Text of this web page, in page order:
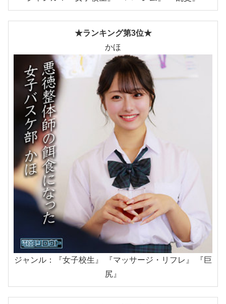
★ランキング第3位★
かほ
ジャンル：『女子校生』 『マッサージ・リフレ』 『巨
尻』